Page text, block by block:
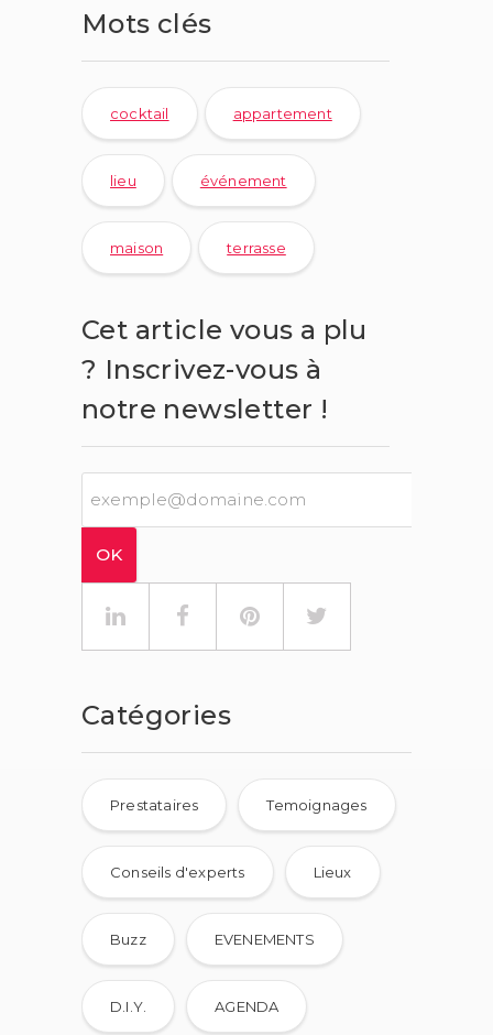
Mots clés
cocktail appartement
lieu événement
maison terrasse
Cet article vous a plu
? Inscrivez-vous à
notre newsletter !
Catégories
Prestataires Temoignages
Conseils d'experts Lieux
Buzz EVENEMENTS
D.I.Y. AGENDA